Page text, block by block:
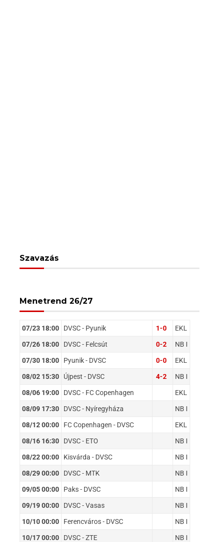
Szavazás
Menetrend 26/27
07/23 18:00 DVSC - Pyunik 1-0 EKL
07/26 18:00 DVSC - Felcsút 0-2 NB I
07/30 18:00 Pyunik - DVSC 0-0 EKL
08/02 15:30 Újpest - DVSC 4-2 NB I
08/06 19:00 DVSC - FC Copenhagen EKL
08/09 17:30 DVSC - Nyíregyháza NB I
08/12 00:00 FC Copenhagen - DVSC EKL
08/16 16:30 DVSC - ETO NB I
08/22 00:00 Kisvárda - DVSC NB I
08/29 00:00 DVSC - MTK NB I
09/05 00:00 Paks - DVSC NB I
09/19 00:00 DVSC - Vasas NB I
10/10 00:00 Ferencváros - DVSC NB I
10/17 00:00 DVSC - ZTE NB I